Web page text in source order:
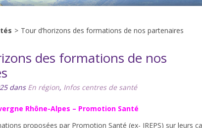
> Tour d’horizons des formations de nos partenaires
des formations de nos
dans En région, Infos centres de santé
Rhône-Alpes – Promotion Santé
proposées par Promotion Santé (ex- IREPS) sur leurs